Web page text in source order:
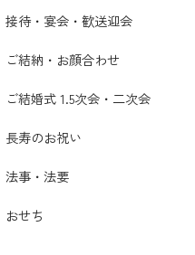
接待・宴会・歓送迎会
ご結納・お顔合わせ
ご結婚式 1.5次会・二次会
長寿のお祝い
法事・法要
おせち